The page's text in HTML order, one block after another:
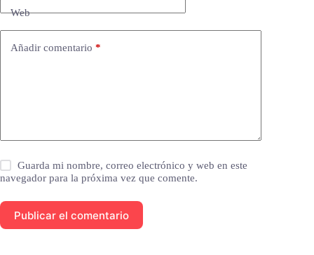
Web
Añadir comentario *
Guarda mi nombre, correo electrónico y web en este
navegador para la próxima vez que comente.
Publicar el comentario